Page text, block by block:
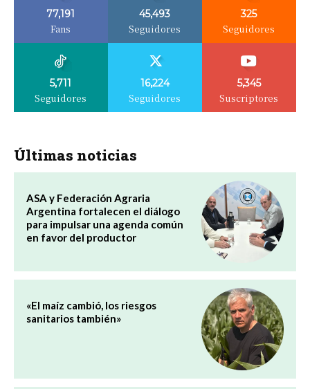
77,191
Fans
45,493
Seguidores
325
Seguidores
5,711
Seguidores
16,224
Seguidores
5,345
Suscriptores
Últimas noticias
ASA y Federación Agraria
Argentina fortalecen el diálogo
para impulsar una agenda común
en favor del productor
«El maíz cambió, los riesgos
sanitarios también»